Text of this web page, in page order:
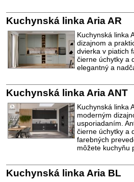
Kuchynská linka Aria AR
Kuchynská linka
dizajnom a
dvierka v piatich
čierne úchytky a
elegantný a
Kuchynská linka Aria ANT
Kuchynská linka
moderným
usporiadaním.
čierne úchytky a
farebných
môžete kuchyňu
Kuchynská linka Aria BL